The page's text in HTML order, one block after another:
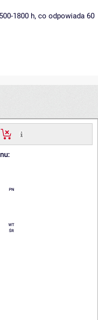
1800 h, co odpowiada 60
PN
WT
ŚR